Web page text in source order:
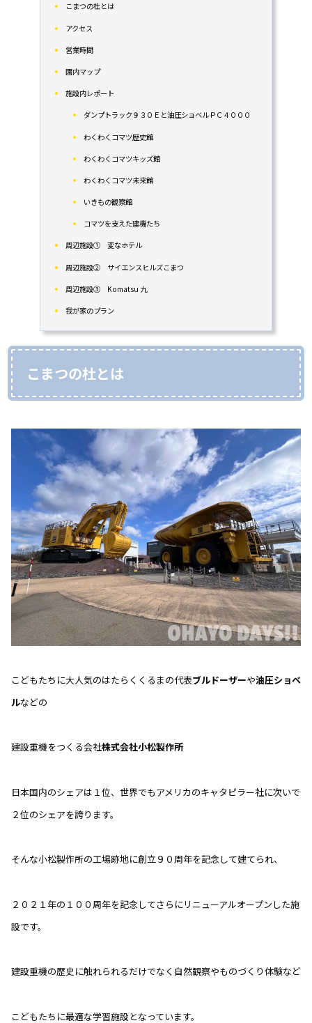
こまつの杜とは
アクセス
営業時間
園内マップ
施設内レポート
ダンプトラック９３０Ｅと油圧ショベルＰＣ４０００
わくわくコマツ歴史館
わくわくコマツキッズ館
わくわくコマツ未来館
いきもの観察館
コマツを支えた建機たち
周辺施設➀ 変なホテル
周辺施設② サイエンスヒルズこまつ
周辺施設③ Komatsu 九
我が家のプラン
こまつの杜とは
こどもたちに大人気のはたらくくるまの代表ブルドーザーや油圧ショベ
ルなどの
建設重機をつくる会社株式会社小松製作所
日本国内のシェアは１位、世界でもアメリカのキャタピラー社に次いで
２位のシェアを誇ります。
そんな小松製作所の工場跡地に創立９０周年を記念して建てられ、
２０２１年の１００周年を記念してさらにリニューアルオープンした施
設です。
建設重機の歴史に触れられるだけでなく自然観察やものづくり体験など
こどもたちに最適な学習施設となっています。